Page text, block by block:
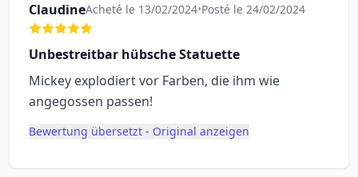
ClaudineAcheté le 13/02/2024•Posté le 24/02/2024
Unbestreitbar hübsche Statuette
Mickey explodiert vor Farben, die ihm wie
angegossen passen!
Bewertung übersetzt - Original anzeigen